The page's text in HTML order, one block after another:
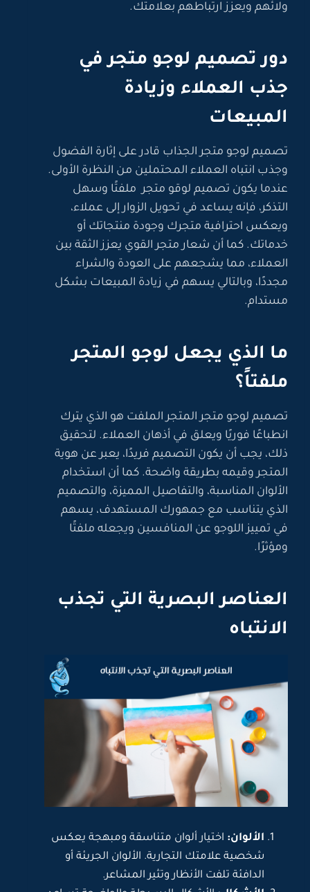
ولائهم ويعزز ارتباطهم بعلامتك.
دور تصميم لوجو متجر في
جذب العملاء وزيادة
المبيعات
تصميم لوجو متجر الجذاب قادر على إثارة الفضول
وجذب انتباه العملاء المحتملين من النظرة الأولى.
عندما يكون تصميم لوقو متجر ملفتًا وسهل
التذكر، فإنه يساعد في تحويل الزوار إلى عملاء،
ويعكس احترافية متجرك وجودة منتجاتك أو
خدماتك. كما أن شعار متجر القوي يعزز الثقة بين
العملاء، مما يشجعهم على العودة والشراء
مجددًا، وبالتالي يسهم في زيادة المبيعات بشكل
مستدام.
ما الذي يجعل لوجو المتجر
ملفتاً؟
تصميم لوجو متجر المتجر الملفت هو الذي يترك
انطباعًا فوريًا ويعلق في أذهان العملاء. لتحقيق
ذلك، يجب أن يكون التصميم فريدًا، يعبر عن هوية
المتجر وقيمه بطريقة واضحة. كما أن استخدام
الألوان المناسبة، والتفاصيل المميزة، والتصميم
الذي يتناسب مع جمهورك المستهدف، يسهم
في تمييز اللوجو عن المنافسين ويجعله ملفتًا
ومؤثرًا.
العناصر البصرية التي تجذب
الانتباه
الألوان: اختيار ألوان متناسقة ومبهجة يعكس
شخصية علامتك التجارية. الألوان الجريئة أو
الدافئة تلفت الأنظار وتثير المشاعر.